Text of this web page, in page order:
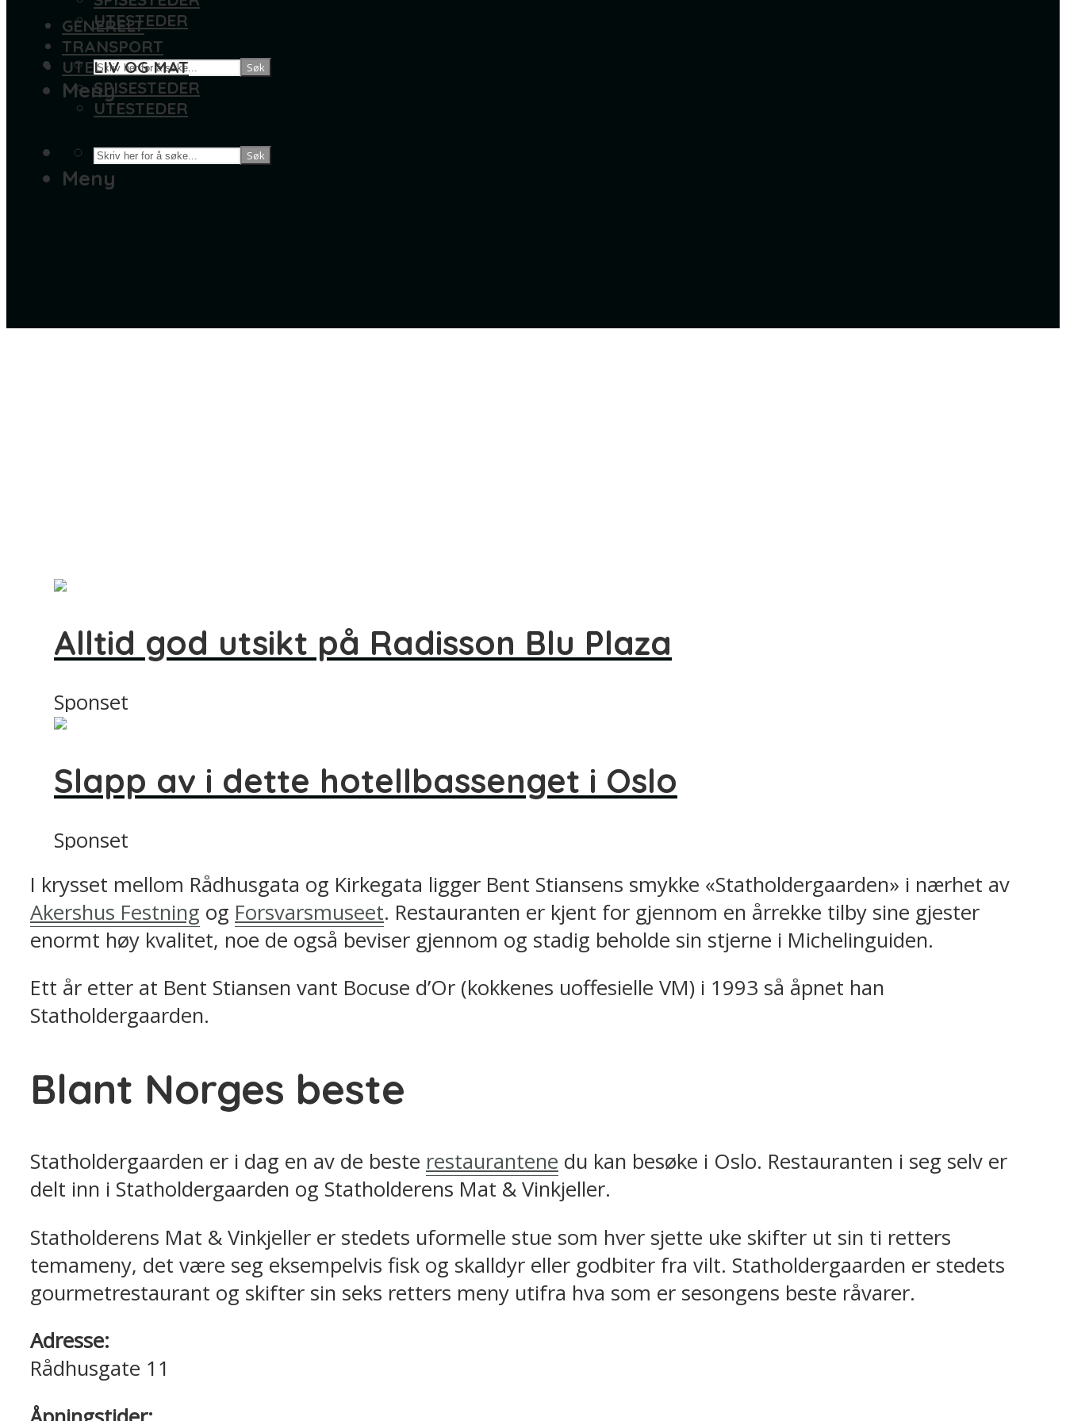
UTESTEDER
Søk
Meny
GENERELT
TRANSPORT
UTELIV OG MAT
SPISESTEDER
UTESTEDER
Søk
Meny
Alltid god utsikt på Radisson Blu Plaza
Sponset
Slapp av i dette hotellbassenget i Oslo
Sponset
I krysset mellom Rådhusgata og Kirkegata ligger Bent Stiansens smykke «Statholdergaarden» i nærhet av
Akershus Festning og Forsvarsmuseet. Restauranten er kjent for gjennom en årrekke tilby sine gjester
enormt høy kvalitet, noe de også beviser gjennom og stadig beholde sin stjerne i Michelinguiden.
Ett år etter at Bent Stiansen vant Bocuse d’Or (kokkenes uoffesielle VM) i 1993 så åpnet han
Statholdergaarden.
Blant Norges beste
Statholdergaarden er i dag en av de beste restaurantene du kan besøke i Oslo. Restauranten i seg selv er
delt inn i Statholdergaarden og Statholderens Mat & Vinkjeller.
Statholderens Mat & Vinkjeller er stedets uformelle stue som hver sjette uke skifter ut sin ti retters
temameny, det være seg eksempelvis fisk og skalldyr eller godbiter fra vilt. Statholdergaarden er stedets
gourmetrestaurant og skifter sin seks retters meny utifra hva som er sesongens beste råvarer.
Adresse:
Rådhusgate 11